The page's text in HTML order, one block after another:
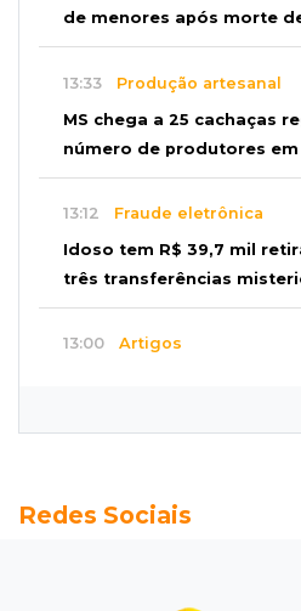
de menores após morte
13:33 Produção artesanal
MS chega a 25 cachaças
número de produtores em
13:12 Fraude eletrônica
Idoso tem R$ 39,7 mil
três transferências
13:00 Artigos
sem energia em Campo
Redes Sociais